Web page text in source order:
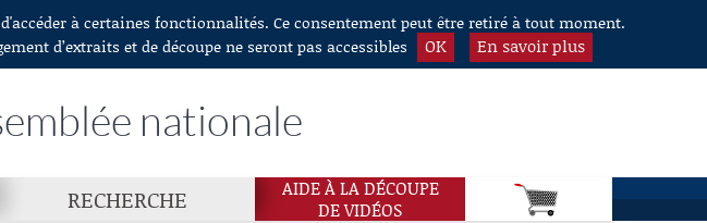
à certaines fonctionnalités. Ce consentement peut être retiré à tout moment.
d’extraits et de découpe ne seront pas accessibles
OK En savoir plus
nationale
RECHERCHE
AIDE À LA DÉCOUPE
DE VIDÉOS